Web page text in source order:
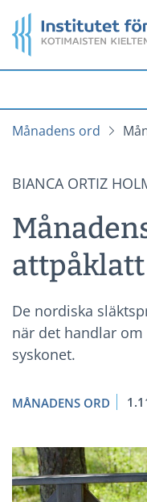
till
innehåll
Startsida
Månadens ord
BIANCA ORTIZ
attpåklatt
De nordiska
när det handlar
syskonet.
MÅNADENS ORD